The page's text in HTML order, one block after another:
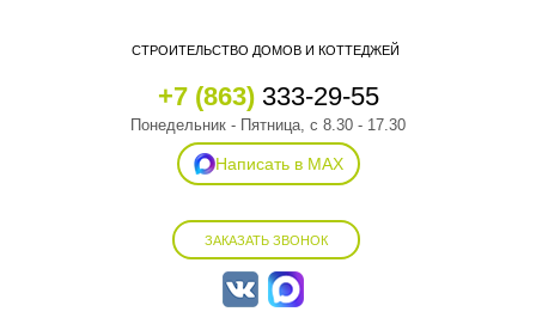
СТРОИТЕЛЬСТВО ДОМОВ И КОТТЕДЖЕЙ
+7 (863)333-29-55
Понедельник - Пятница, с 8.30 - 17.30
Написать в MAX
ЗАКАЗАТЬ ЗВОНОК